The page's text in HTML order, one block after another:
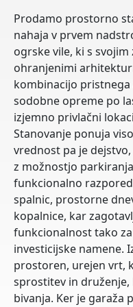
Prodamo prostorno
nahaja v prvem
ogrske vile, ki s
ohranjenimi
kombinacijo
sodobne opreme po
izjemno privlačni
Stanovanje ponuja
vrednost pa je
z možnostjo
funkcionalno
spalnic, prostorne
kopalnice, kar
funkcionalnost tako
investicijske namene.
prostoren, urejen vrt,
sprostitev in druženje,
bivanja. Ker je garaža